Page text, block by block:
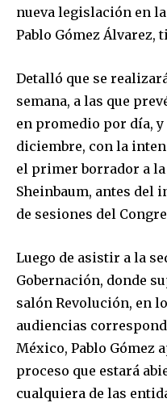
nueva legislación en
Pablo Gómez Álvarez,
Detalló que se
semana, a las que
en promedio por día,
diciembre, con la
el primer borrador a
Sheinbaum, antes
de sesiones del
Luego de asistir a la
Gobernación, donde
salón Revolución, en
audiencias
México, Pablo Gómez
proceso que estará
cualquiera de las